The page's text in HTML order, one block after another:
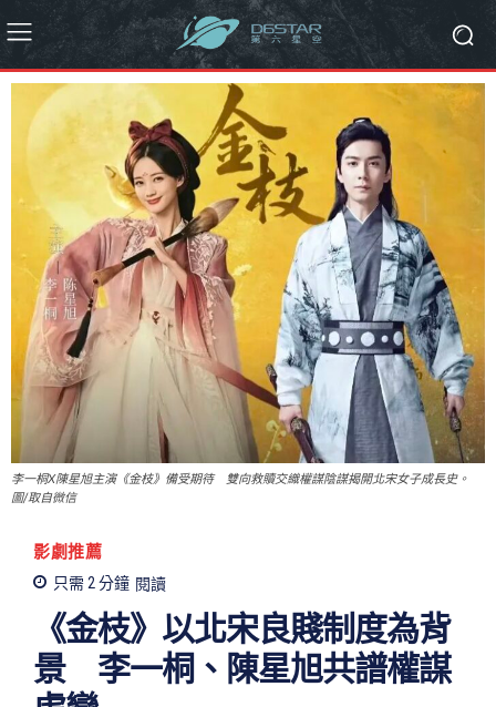
李一桐X陳星旭主演《金枝》備受期待 雙向救贖交織權謀陰謀揭開北宋女子成長史。
圖/取自微信
影劇推薦
只需 2分鐘 閱讀
《金枝》以北宋良賤制度為背
景 李一桐、陳星旭共譜權謀